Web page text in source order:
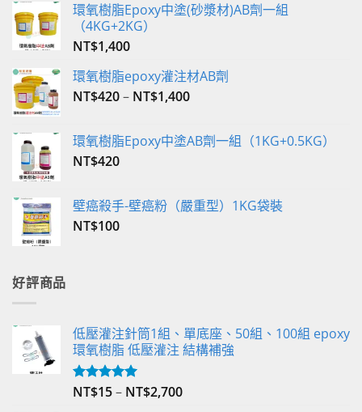
環氧樹脂Epoxy中塗(砂漿材)AB劑一組
（4KG+2KG）
NT$1,400
環氧樹脂epoxy灌注材AB劑
NT$420– NT$1,400
環氧樹脂Epoxy中塗AB劑一組（1KG+0.5KG）
NT$420
壁癌殺手-壁癌粉（嚴重型）1KG袋裝
NT$100
好評商品
低壓灌注針筒1組、單底座、50組、100組 epoxy
環氧樹脂 低壓灌注 結構補強
評分5.00
NT$15– NT$2,700